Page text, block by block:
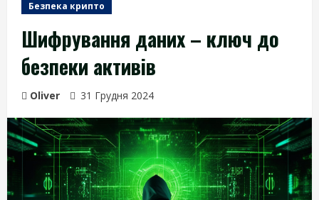
Безпека крипто
Шифрування даних – ключ до
безпеки активів
Oliver 31 Грудня 2024